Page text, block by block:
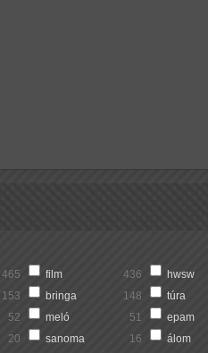
465 film 436 hwsw
153 bringa 148 túra
52 meló 51 epam
20 sanoma 16 álom